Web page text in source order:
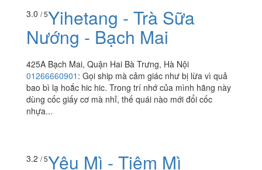
3.0/ 5 Yihetang - Trà Sữa
Nướng - Bạch Mai
425A Bạch Mai, Quận Hai Bà Trưng, Hà Nội
nhựa...